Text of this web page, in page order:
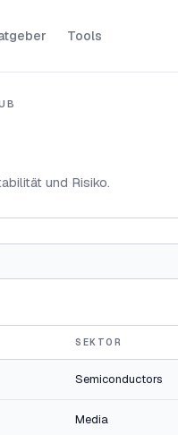
Tools
und Risiko.
SEKTOR
Semiconductors
Media